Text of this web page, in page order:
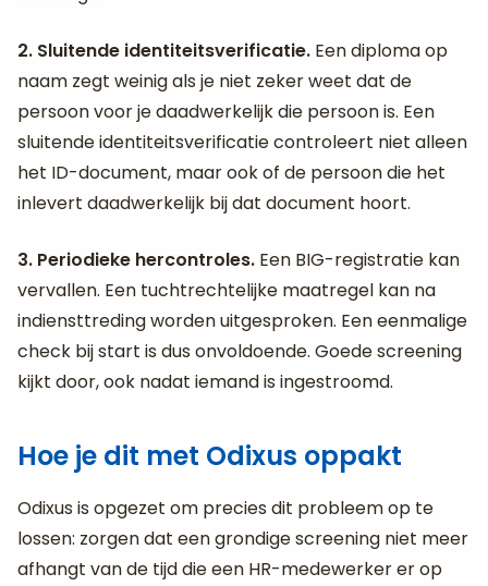
2. Sluitende identiteitsverificatie. Een diploma op
naam zegt weinig als je niet zeker weet dat de
persoon voor je daadwerkelijk die persoon is. Een
sluitende identiteitsverificatie controleert niet alleen
het ID-document, maar ook of de persoon die het
inlevert daadwerkelijk bij dat document hoort.
3. Periodieke hercontroles. Een BIG-registratie kan
vervallen. Een tuchtrechtelijke maatregel kan na
indiensttreding worden uitgesproken. Een eenmalige
check bij start is dus onvoldoende. Goede screening
kijkt door, ook nadat iemand is ingestroomd.
Hoe je dit met Odixus oppakt
Odixus is opgezet om precies dit probleem op te
lossen: zorgen dat een grondige screening niet meer
afhangt van de tijd die een HR-medewerker er op